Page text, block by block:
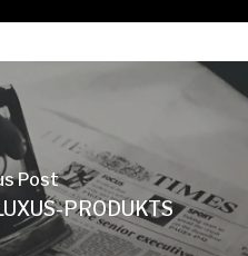
Post
PRODUKTS